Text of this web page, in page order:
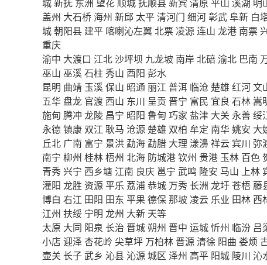
盖州 大石桥 海州 新邱 太平清河门 细河彰武阜新 白
城朝阳县 建平 喀喇沁左翼北票 凌源连山 龙港 南票
重庆
渝中 大渡口 江北沙坪坝 九龙坡 南岸北碚渝北 巴南
巫山 巫溪石柱 秀山 酉阳 彭水
昆明 曲靖 玉溪保山 昭通丽江 普洱 临沧 楚雄 红河文
五华盘龙 官渡 西山 东川 呈贡 晋宁 富民 宜良 石林嵩
施甸 腾冲 龙陵 昌宁 昭阳 鲁甸 巧家 盐津 大关 永善绥
永德镇康 双江 耿马 沧源 楚雄 双柏 牟定 南华姚安 大
丘北 广南 富宁 景洪 勐海 勐腊 大理 漾濞祥云 宾川 弥
南宁 柳州 桂林梧州 北海 防城港钦州 贵港 玉林 百色
青秀兴宁 西乡塘 江南 良庆 邕宁 武鸣 隆安 马山 上林
灌阳 龙胜 资源平乐 荔浦恭城 万秀 长洲 龙圩苍梧 藤
博白 右江 田阳 田东 平果 德保那坡 凌云 乐业 田林 西
江州 扶绥 宁明 龙州 大新 天等
太原 大同 阳泉 长治 晋城朔州 晋中 运城忻州 临汾 吕
小店 迎泽杏花岭 尖草坪 万柏林 晋源清徐 阳曲 娄烦
壶关 长子武乡 沁县沁源城区 泽州 高平 阳城 陵川 沁